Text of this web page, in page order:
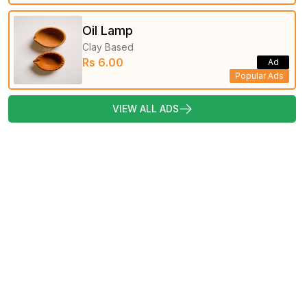
Oil Lamp
Clay Based
Rs 6.00
Popular Ads
Ad
VIEW ALL ADS